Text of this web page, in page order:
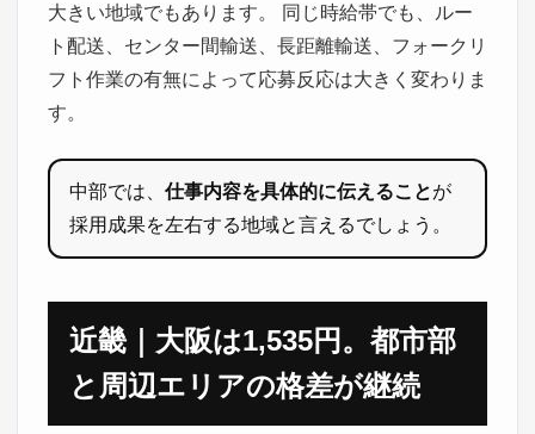
大きい地域でもあります。 同じ時給帯でも、ルー
ト配送、センター間輸送、長距離輸送、フォークリ
フト作業の有無によって応募反応は大きく変わりま
す。
中部では、 仕事内容を具体的に伝えることが
採用成果を左右する地域と言えるでしょう。
近畿｜大阪は1,535円。都市部
と周辺エリアの格差が継続